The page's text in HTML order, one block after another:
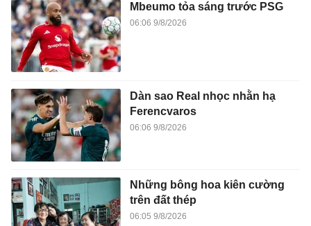
Mbeumo tỏa sáng trước PSG
06:06 9/8/2026
Dàn sao Real nhọc nhằn hạ
Ferencvaros
06:06 9/8/2026
Những bông hoa kiên cường
trên đất thép
06:05 9/8/2026